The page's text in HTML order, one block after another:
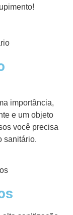
importância,
e um objeto
você precisa
sanitário.